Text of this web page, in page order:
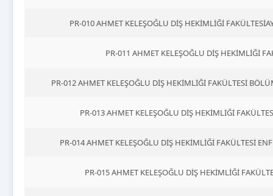
PR-010 AHMET KELEŞOĞLU DİŞ HEKİMLİĞİ
PR-011 AHMET KELEŞOĞLU DİŞ HEKİMLİĞİ
PR-012 AHMET KELEŞOĞLU DİŞ HEKİMLİĞİ FAKÜLTESİ
PR-013 AHMET KELEŞOĞLU DİŞ HEKİMLİĞİ
PR-014 AHMET KELEŞOĞLU DİŞ HEKİMLİĞİ FAKÜLTESİ
PR-015 AHMET KELEŞOĞLU DİŞ HEKİMLİĞİ